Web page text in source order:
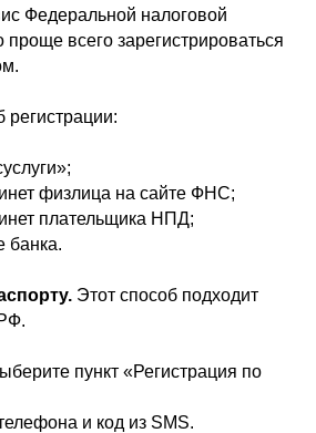
Федеральной налоговой
всего зарегистрироваться
регистрации:
физлица на сайте ФНС;
плательщика НПД;
банка.
Этот способ подходит
пункт «Регистрация по
и код из SMS.